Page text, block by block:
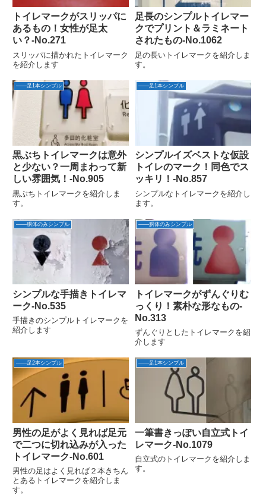
トイレマークがスリッパに
あるもの！女性が足太
い？‐No.271
スリッパに描かれたトイレマーク
を紹介します
足長のシンプルトイレマー
クでプリント＆ラミネート
されたもの-No.1062
足の長いトイレマークを紹介しま
す。
――足1本シンプル
黒ぶちトイレマークは意外
と少ない？一周まわって新
しい雰囲気！‐No.905
黒ぶちトイレマークを紹介しま
す。
――足1本シンプル
シンプルイズベストな仮設
トイレのマーク！同色でス
ッキリ！-No.857
シンプルなトイレマークを紹介し
ます。
――胴体のみシンプル
シンプルな手描きトイレマ
ーク‐No.535
手描きのシンプルトイレマークを
紹介します
――胴体のみシンプル
トイレマークがずんぐりむ
っくり！素朴な形なもの‐
No.313
ずんぐりとしたトイレマークを紹
介します
――足2本シンプル
男性の足がよく見れば足元
で二つに切れ込みが入った
トイレマーク‐No.601
男性の足はよく見れば２本きちん
とあるトイレマークを紹介しま
す。
――足1本シンプル
一筆書きっぽい自立式トイ
レマーク-No.1079
自立式のトイレマークを紹介しま
す。